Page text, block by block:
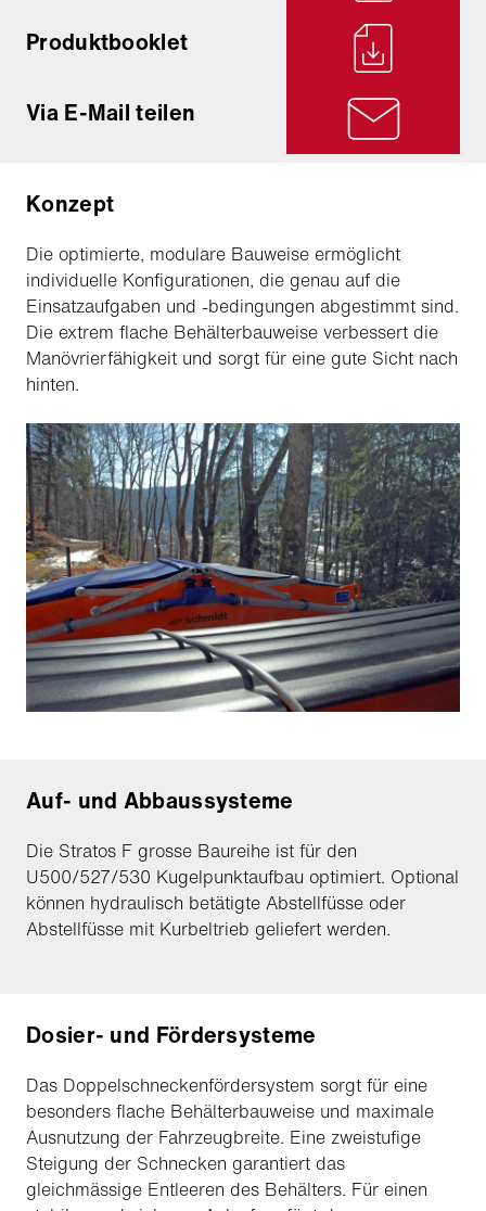
Produktbooklet
Via E-Mail teilen
Konzept
Die optimierte, modulare Bauweise ermöglicht
individuelle Konfigurationen, die genau auf die
Einsatzaufgaben und -bedingungen abgestimmt sind.
Die extrem flache Behälterbauweise verbessert die
Manövrierfähigkeit und sorgt für eine gute Sicht nach
hinten.
Auf- und Abbaussysteme
Die Stratos F grosse Baureihe ist für den
U500/527/530 Kugelpunktaufbau optimiert. Optional
können hydraulisch betätigte Abstellfüsse oder
Abstellfüsse mit Kurbeltrieb geliefert werden.
Dosier- und Fördersysteme
Das Doppelschneckenfördersystem sorgt für eine
besonders flache Behälterbauweise und maximale
Ausnutzung der Fahrzeugbreite. Eine zweistufige
Steigung der Schnecken garantiert das
gleichmässige Entleeren des Behälters. Für einen